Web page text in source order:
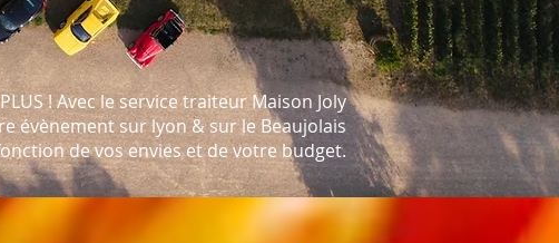
PLUS ! Avec le service traiteur Maison Joly
évènement sur lyon & sur le Beaujolais
de vos envies et de votre budget.